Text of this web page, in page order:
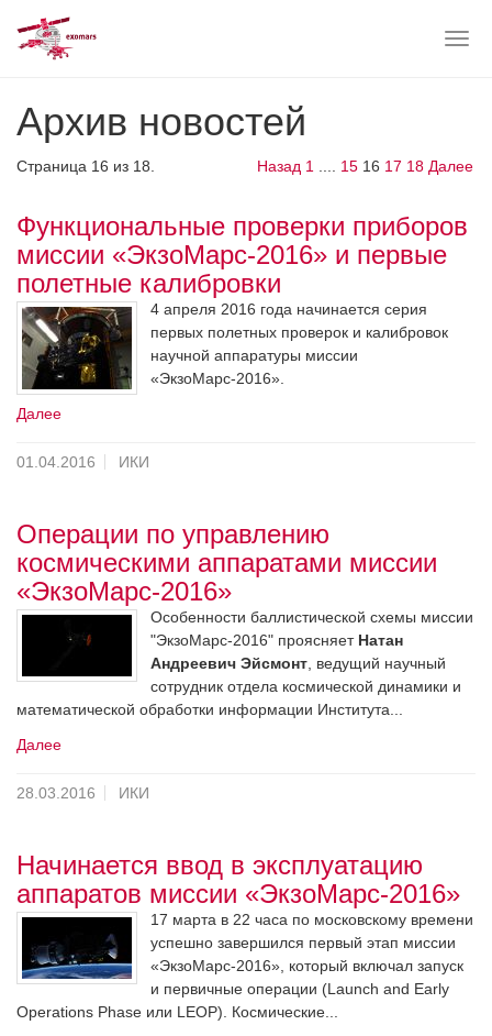
mainАрхив новостей
Страница 16 из 18. Назад 1 15 16 17 18 Далее
Функциональные проверки приборов
миссии «ЭкзоМарс-2016» и первые
полетные калибровки
4 апреля 2016 года начинается серия
первых полетных проверок и калибровок
научной аппаратуры миссии
«ЭкзоМарс-2016».
Далее
01.04.2016 ИКИ
Операции по управлению
космическими аппаратами миссии
«ЭкзоМарс-2016»
Особенности баллистической схемы миссии
"ЭкзоМарс-2016" проясняет Натан
Андреевич Эйсмонт , ведущий научный
сотрудник отдела космической динамики и
математической обработки информации Института...
Далее
28.03.2016 ИКИ
Начинается ввод в эксплуатацию
аппаратов миссии «ЭкзоМарс-2016»
17 марта в 22 часа по московскому времени
успешно завершился первый этап миссии
«ЭкзоМарс-2016», который включал запуск
и первичные операции (Launch and Early
Operations Phase или LEOP). Космические...